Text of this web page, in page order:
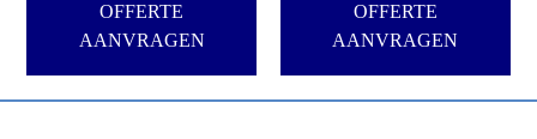
OFFERTE
AANVRAGEN
OFFERTE
AANVRAGEN